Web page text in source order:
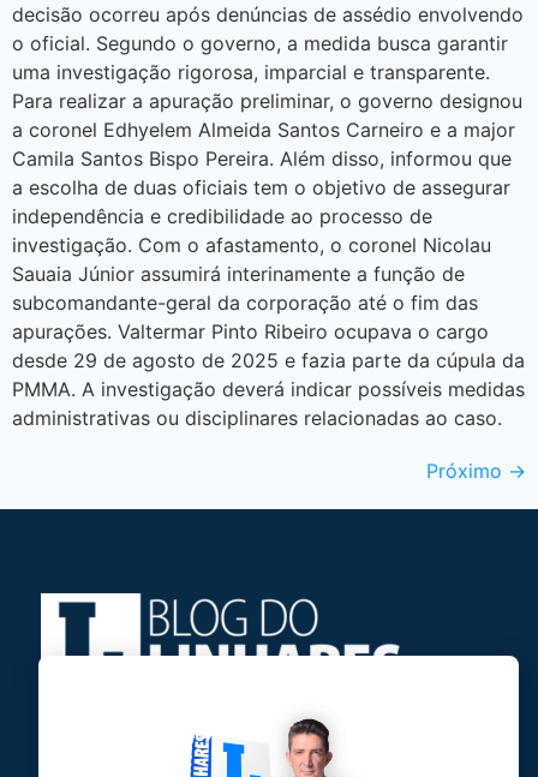
decisão ocorreu após denúncias de assédio envolvendo
o oficial. Segundo o governo, a medida busca garantir
uma investigação rigorosa, imparcial e transparente.
Para realizar a apuração preliminar, o governo designou
a coronel Edhyelem Almeida Santos Carneiro e a major
Camila Santos Bispo Pereira. Além disso, informou que
a escolha de duas oficiais tem o objetivo de assegurar
independência e credibilidade ao processo de
investigação. Com o afastamento, o coronel Nicolau
Sauaia Júnior assumirá interinamente a função de
subcomandante-geral da corporação até o fim das
apurações. Valtermar Pinto Ribeiro ocupava o cargo
desde 29 de agosto de 2025 e fazia parte da cúpula da
PMMA. A investigação deverá indicar possíveis medidas
administrativas ou disciplinares relacionadas ao caso.
Próximo →
Jose Linhares Jr é maranhense.